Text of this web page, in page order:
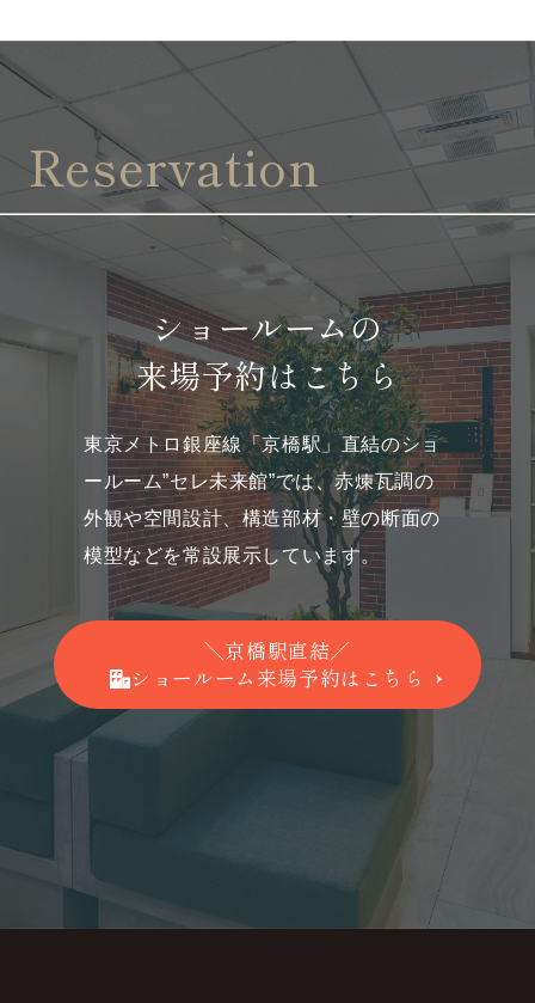
Reservation
ショールームの
来場予約はこちら
東京メトロ銀座線「京橋駅」直結のショ
ールーム”セレ未来館”では、赤煉瓦調の
外観や空間設計、構造部材・壁の断面の
模型などを常設展示しています。
＼京橋駅直結／
ショールーム来場予約はこちら